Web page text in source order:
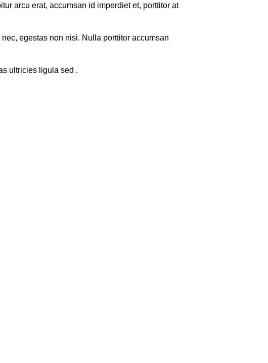
arcu erat, accumsan id imperdiet et, porttitor at
egestas non nisi. Nulla porttitor accumsan
ultricies ligula sed .